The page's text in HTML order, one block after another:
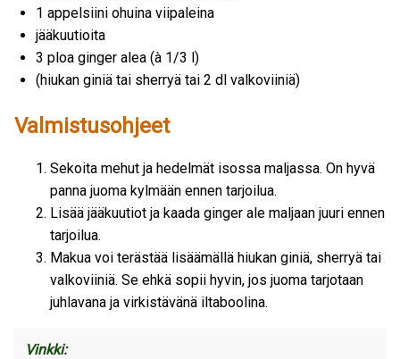
1 appelsiini ohuina viipaleina
jääkuutioita
3 ploa ginger alea (à 1/3 l)
(hiukan giniä tai sherryä tai 2 dl valkoviiniä)
Valmistusohjeet
Sekoita mehut ja hedelmät isossa maljassa. On hyvä
panna juoma kylmään ennen tarjoilua.
Lisää jääkuutiot ja kaada ginger ale maljaan juuri ennen
tarjoilua.
Makua voi terästää lisäämällä hiukan giniä, sherryä tai
valkoviiniä. Se ehkä sopii hyvin, jos juoma tarjotaan
juhlavana ja virkistävänä iltaboolina.
Vinkki: